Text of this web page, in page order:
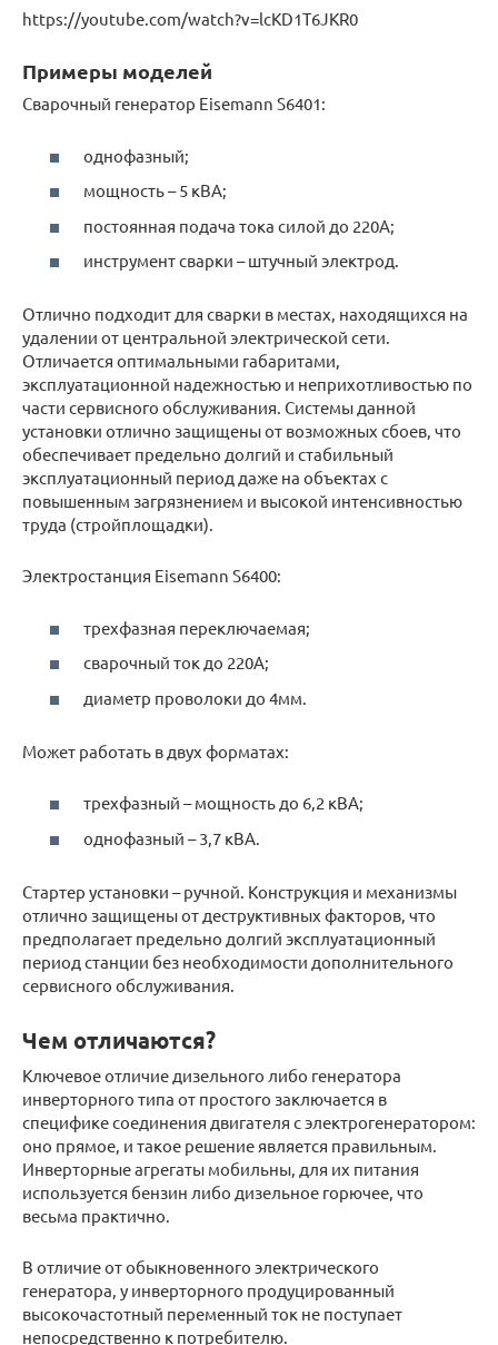
https://youtube.com/watch?v=lcKD1T6JKR0
Примеры моделей
Сварочный генератор Eisemann S6401:
однофазный;
мощность – 5 кВА;
постоянная подача тока силой до 220А;
инструмент сварки – штучный электрод.
Отлично подходит для сварки в местах, находящихся на
удалении от центральной электрической сети.
Отличается оптимальными габаритами,
эксплуатационной надежностью и неприхотливостью по
части сервисного обслуживания. Системы данной
установки отлично защищены от возможных сбоев, что
обеспечивает предельно долгий и стабильный
эксплуатационный период даже на объектах с
повышенным загрязнением и высокой интенсивностью
труда (стройплощадки).
Электростанция Eisemann S6400:
трехфазная переключаемая;
сварочный ток до 220А;
диаметр проволоки до 4мм.
Может работать в двух форматах:
трехфазный – мощность до 6,2 кВА;
однофазный – 3,7 кВА.
Стартер установки – ручной. Конструкция и механизмы
отлично защищены от деструктивных факторов, что
предполагает предельно долгий эксплуатационный
период станции без необходимости дополнительного
сервисного обслуживания.
Чем отличаются?
Ключевое отличие дизельного либо генератора
инверторного типа от простого заключается в
специфике соединения двигателя с электрогенератором:
оно прямое, и такое решение является правильным.
Инверторные агрегаты мобильны, для их питания
используется бензин либо дизельное горючее, что
весьма практично.
В отличие от обыкновенного электрического
генератора, у инверторного продуцированный
высокочастотный переменный ток не поступает
непосредственно к потребителю.